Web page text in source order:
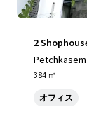
2
Petchkasem
384 ㎡
オフィス